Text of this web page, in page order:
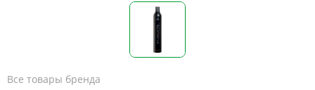
Все товары бренда